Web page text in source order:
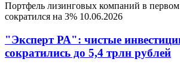
Портфель лизинговых компаний в первом
сократился на 3% 10.06.2026
"Эксперт РА": чистые
сократились до 5,4 трлн рублей